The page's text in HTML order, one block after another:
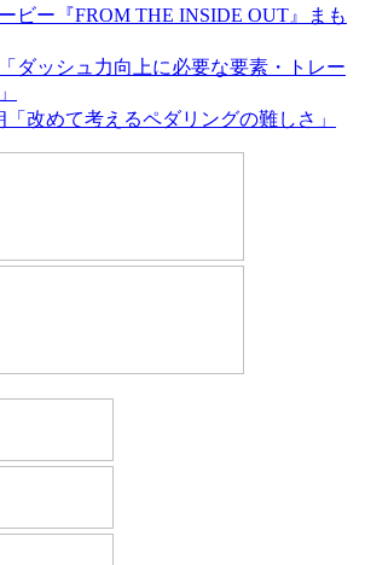
ビー『FROM THE INSIDE OUT』まも
ダッシュ力向上に必要な要素・トレー
「改めて考えるペダリングの難しさ」